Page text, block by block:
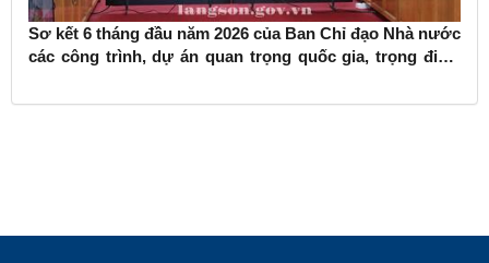
Sơ kết 6 tháng đầu năm 2026 của Ban Chỉ đạo Nhà nước
các công trình, dự án quan trọng quốc gia, trọng điểm